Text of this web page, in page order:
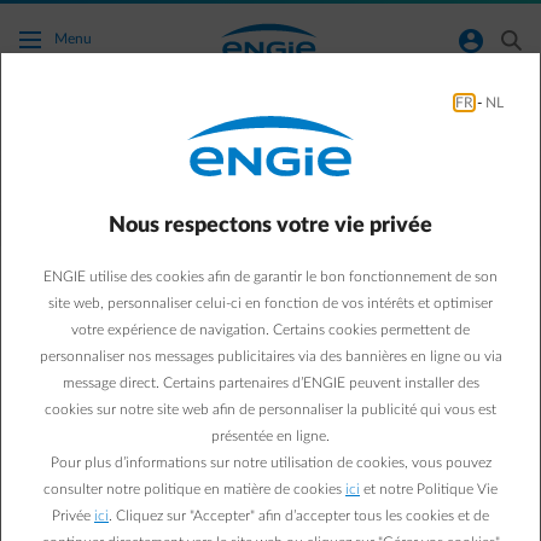
Accéder au contenu principal
Menu normal-account-circle search
Où puis-je retrouver mon/mes code(s) EAN ?
décompte annuel ainsi que dans votre compte client en ligne.
Si vous avez besoin des codes EAN de votre nouvelle habitation,
appelez votre gestionnaire de réseau de distribution ou demandez-
les à l'occupant actuel.
Trouvez votre gestionnaire de réseau de distribution en :
Wallonie
FR - NL
Nous respectons votre vie privée
ENGIE utilise des cookies afin de garantir le bon fonctionnement de son
site web, personnaliser celui-ci en fonction de vos intérêts et optimiser
votre expérience de navigation. Certains cookies permettent de
personnaliser nos messages publicitaires via des bannières en ligne ou via
message direct. Certains partenaires d’ENGIE peuvent installer des
cookies sur notre site web afin de personnaliser la publicité qui vous est
présentée en ligne.
Pour plus d’informations sur notre utilisation de cookies, vous pouvez
consulter notre politique en matière de cookies ici et notre Politique Vie
Privée ici . Cliquez sur "Accepter" afin d’accepter tous les cookies et de